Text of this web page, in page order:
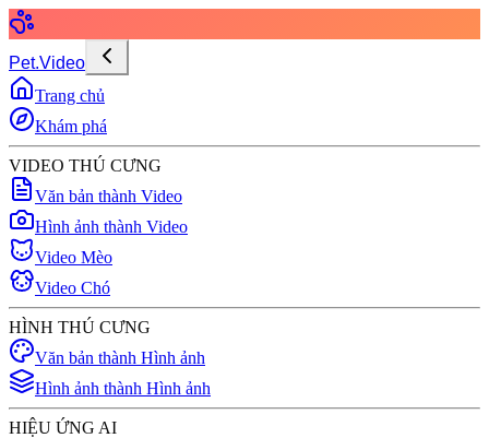
Pet.Video
Trang chủ
Khám phá
VIDEO THÚ CƯNG
Văn bản thành Video
Hình ảnh thành Video
Video Mèo
Video Chó
HÌNH THÚ CƯNG
Văn bản thành Hình ảnh
Hình ảnh thành Hình ảnh
HIỆU ỨNG AI